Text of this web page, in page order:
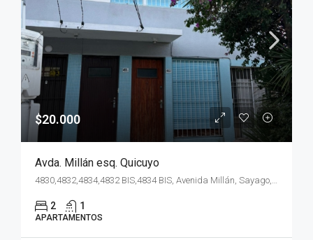
$20.000
Avda. Millán esq. Quicuyo
4830,4832,4834,4832 BIS,4834 BIS, Avenida Millán, Sayago, Montevideo, 12900, Uruguay
2 1
APARTAMENTOS